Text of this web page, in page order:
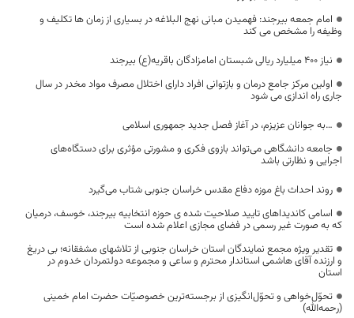
امام جمعه بیرجند: فهمیدن مبانی نهج البلاغه در بسیاری از زمان ها تکلیف و
وظیفه را مشخص می کند
نیاز ۴۰۰ میلیارد ریالی شبستان امامزادگان باقریه(ع) بیرجند
اولین مرکز جامع درمان و بازتوانی افراد دارای اختلال مصرف مواد مخدر در سال
جاری راه اندازی می شود
…به جوانان عزیزم، در آغاز فصل جدید جمهوری اسلامی
جامعه دانشگاهی می‌تواند بازوی فکری و مشورتی مؤثری برای دستگاه‌های
اجرایی و نظارتی باشد
روند احداث باغ موزه دفاع مقدس خراسان جنوبی شتاب می‌گیرد
اسامی کاندیداهای تایید صلاحیت شده ی حوزه انتخابیه بیرجند، خوسف، درمیان
که به صورت غیر رسمی در فضای مجازی اعلام شده است
تقدیر ویژه مجمع نمایندگان استان خراسان جنوبی از تلاشهای مشفقانه؛ بی دریغ
و ارزنده آقای هاشمی استاندار محترم و ساعی و مجموعه دولتمردان خدوم در
استان
تحوّل‌خواهی و تحوّل‌انگیزی از برجسته‌ترین خصوصیّات حضرت امام خمینی
(رحمه‌الله)